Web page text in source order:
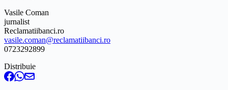
Vasile Coman
jurnalist
Reclamatiibanci.ro
vasile.coman@reclamatiibanci.ro
0723292899
Distribuie